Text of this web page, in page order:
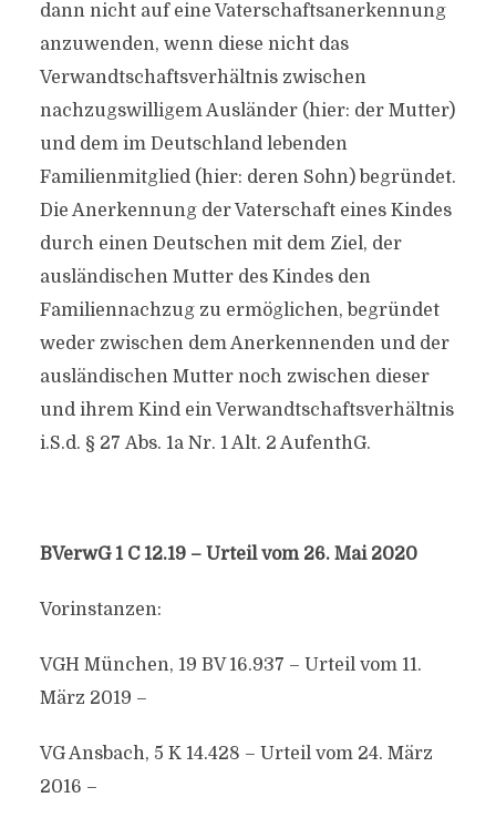
dann nicht auf eine Vaterschaftsanerkennung
anzuwenden, wenn diese nicht das
Verwandtschaftsverhältnis zwischen
nachzugswilligem Ausländer (hier: der Mutter)
und dem im Deutschland lebenden
Familienmitglied (hier: deren Sohn) begründet.
Die Anerkennung der Vaterschaft eines Kindes
durch einen Deutschen mit dem Ziel, der
ausländischen Mutter des Kindes den
Familiennachzug zu ermöglichen, begründet
weder zwischen dem Anerkennenden und der
ausländischen Mutter noch zwischen dieser
und ihrem Kind ein Verwandtschaftsverhältnis
i.S.d. § 27 Abs. 1a Nr. 1 Alt. 2 AufenthG.
BVerwG 1 C 12.19 – Urteil vom 26. Mai 2020
Vorinstanzen:
VGH München, 19 BV 16.937 – Urteil vom 11.
März 2019 –
VG Ansbach, 5 K 14.428 – Urteil vom 24. März
2016 –